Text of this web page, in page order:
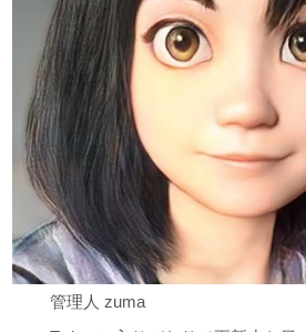
管理人 zuma